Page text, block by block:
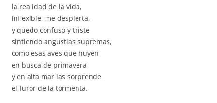
la realidad de la vida,
inflexible, me despierta,
y quedo confuso y triste
sintiendo angustias supremas,
como esas aves que huyen
en busca de primavera
y en alta mar las sorprende
el furor de la tormenta.